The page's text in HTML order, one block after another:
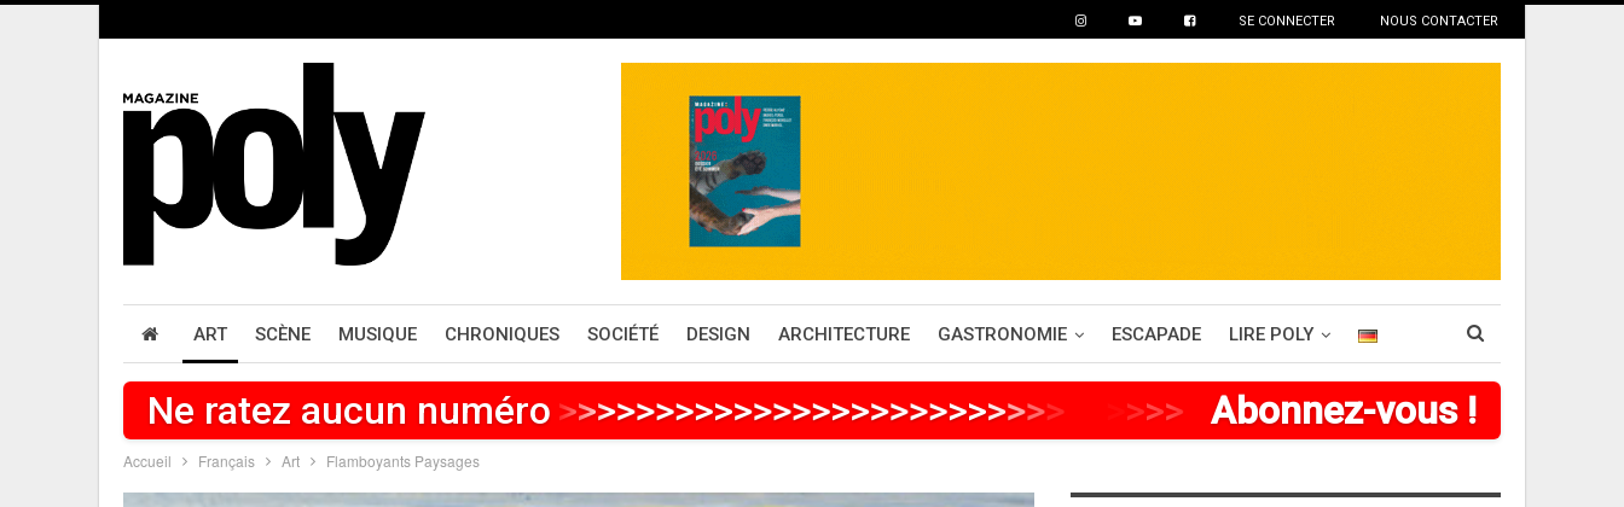
SE CONNECTER NOUS CONTACTER
ART SCÈNE MUSIQUE CHRONIQUES SOCIÉTÉ DESIGN ARCHITECTURE GASTRONOMIE ESCAPADE LIRE POLY
Ne ratez aucun numéro
> >>>>>>>>>>>>>>>>>>>>>>>>> >> Abonnez-vous !
Accueil Français Art Flamboyants Paysages